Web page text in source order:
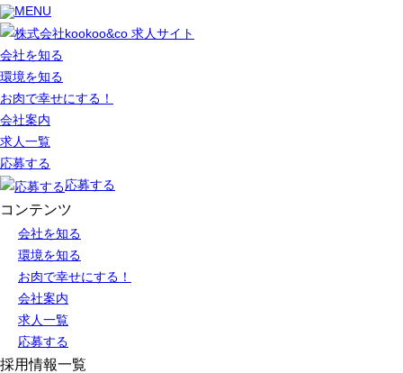
MENU
会社を知る
環境を知る
お肉で幸せにする！
会社案内
求人一覧
応募する
応募する
コンテンツ
会社を知る
環境を知る
お肉で幸せにする！
会社案内
求人一覧
応募する
採用情報一覧